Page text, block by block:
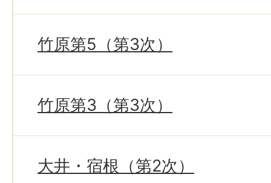
竹原第5（第3次）
竹原第3（第3次）
大井・宿根（第2次）